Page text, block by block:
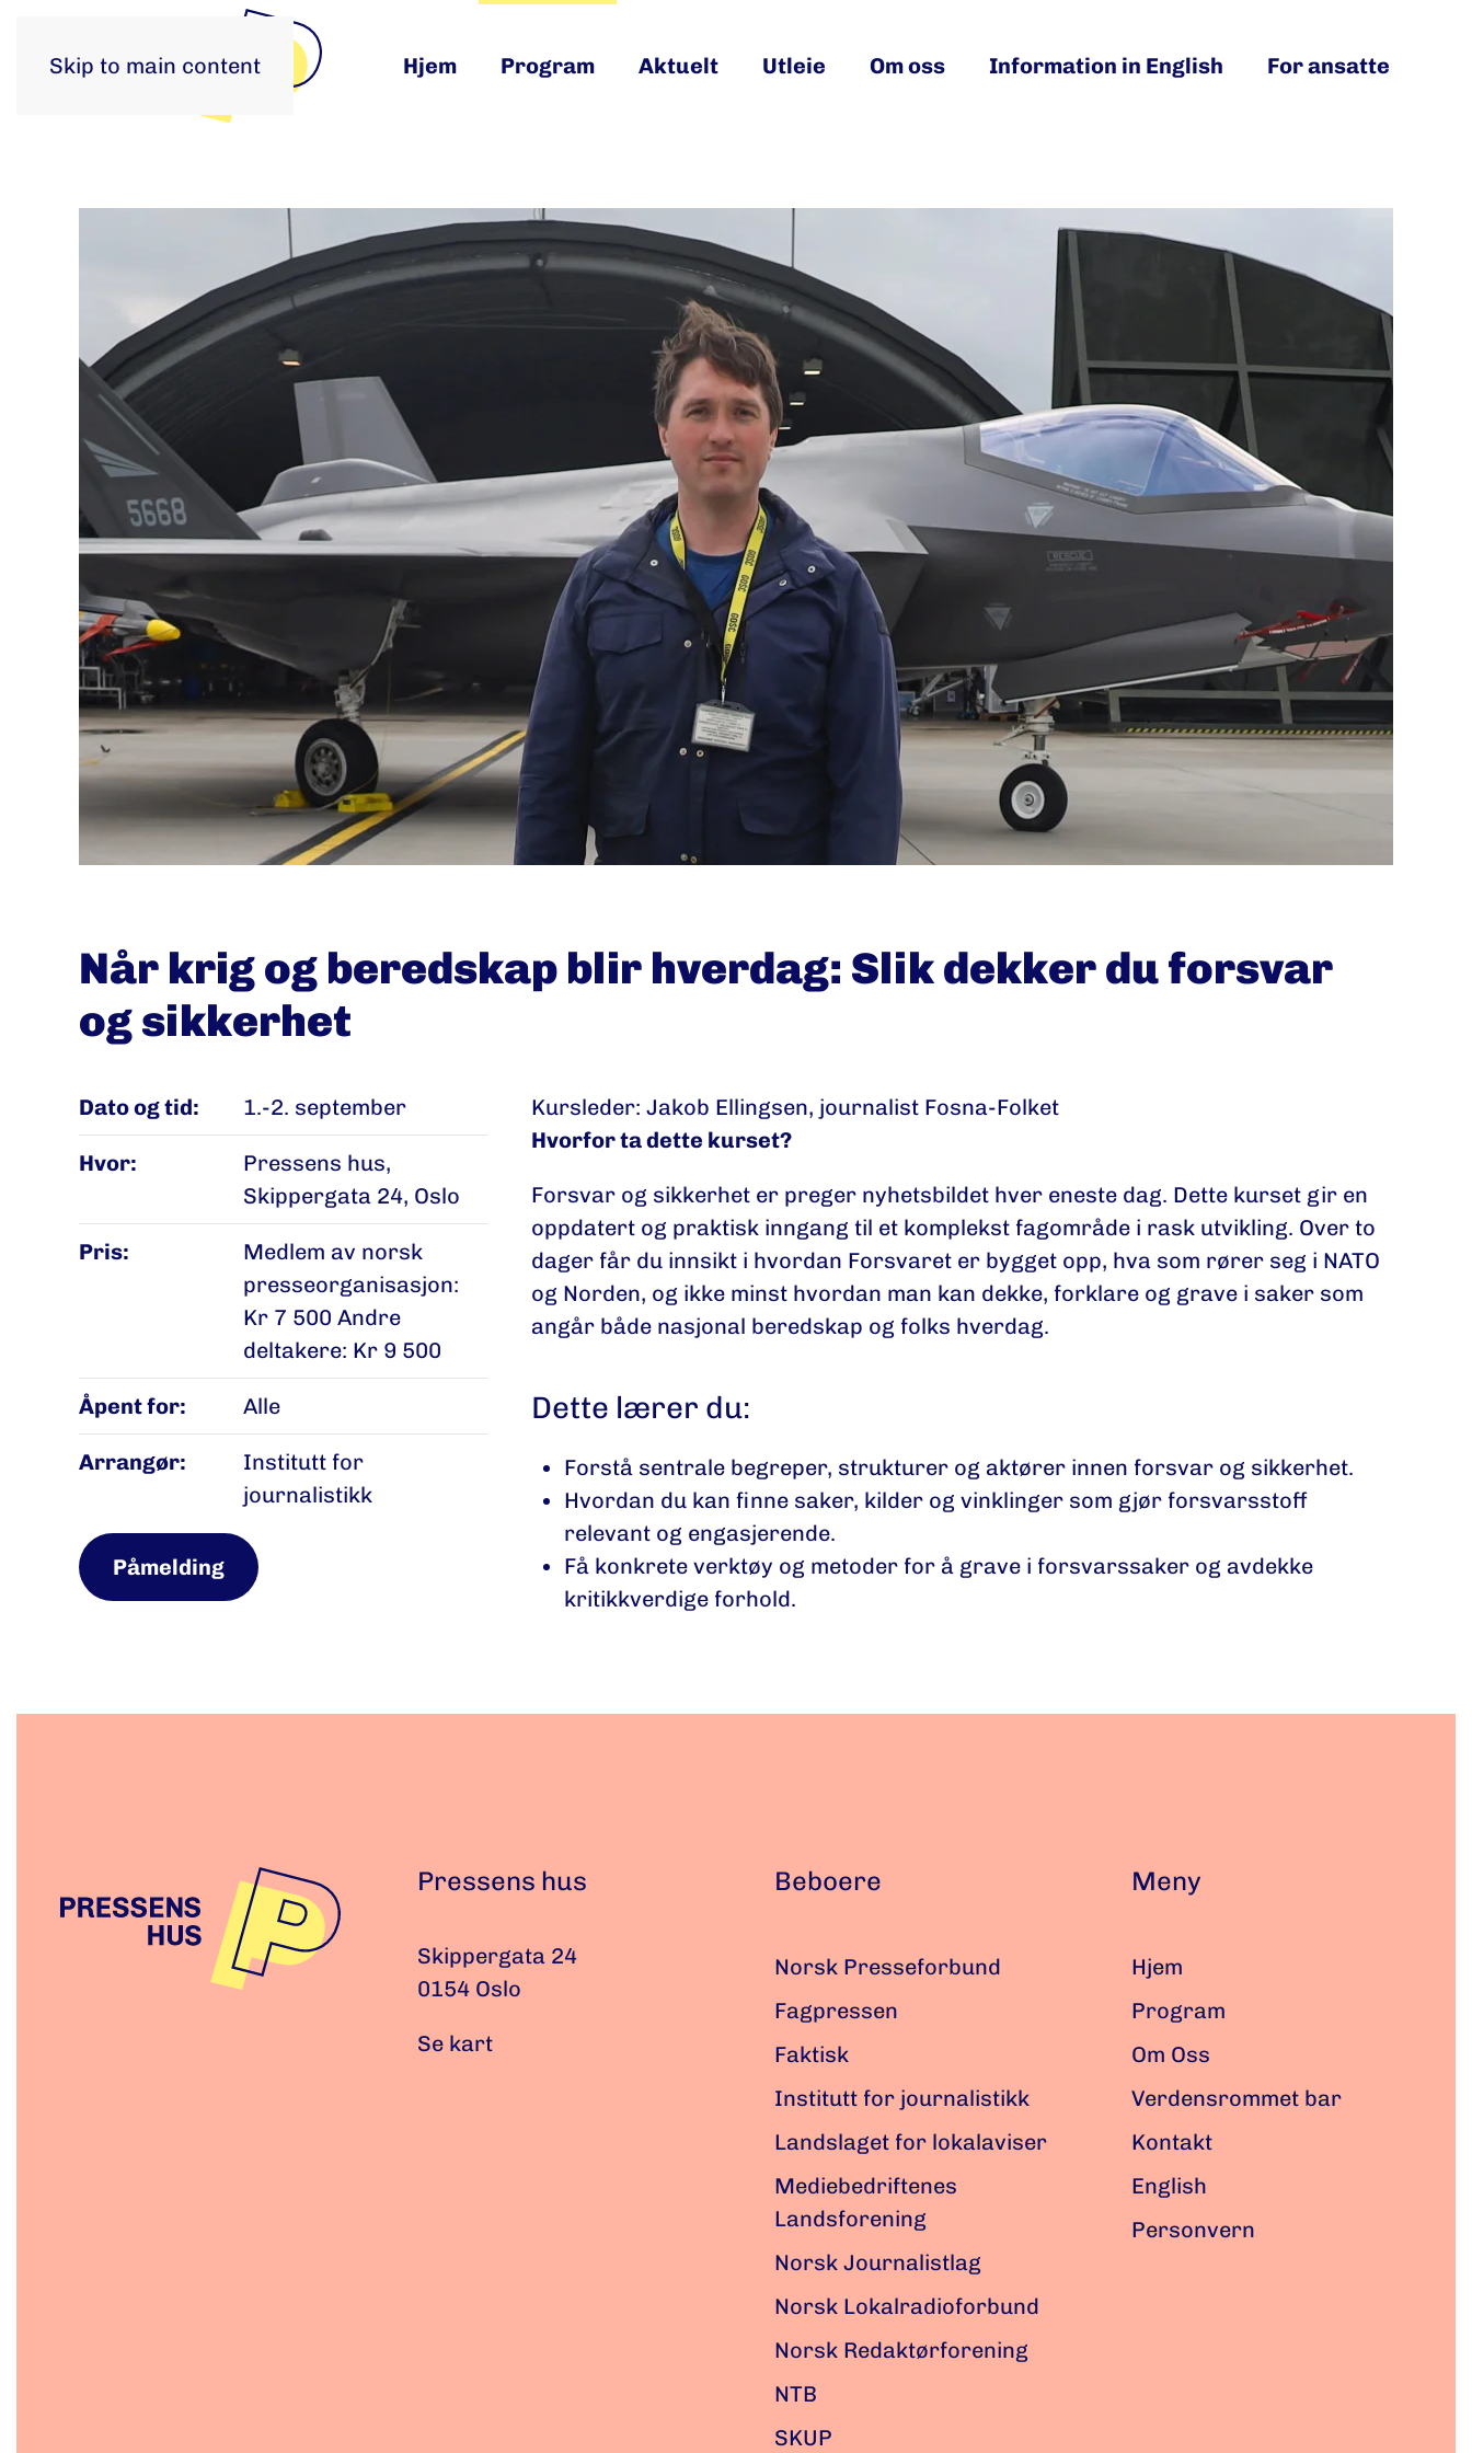
Skip to main content Hjem Program Aktuelt Utleie Om oss Information in English For ansatte
Når krig og beredskap blir hverdag: Slik dekker du forsvar
og sikkerhet
Dato og tid: 1.-2. september
Hvor:
Pressens hus,
Skippergata 24, Oslo
Pris:
Medlem av norsk
presseorganisasjon:
Kr 7 500 Andre
deltakere: Kr 9 500
Åpent for: Alle
Arrangør:
Institutt for
journalistikk
Påmelding
Kursleder: Jakob Ellingsen, journalist Fosna-Folket
Hvorfor ta dette kurset?
Forsvar og sikkerhet er preger nyhetsbildet hver eneste dag. Dette kurset gir en
oppdatert og praktisk inngang til et komplekst fagområde i rask utvikling. Over to
dager får du innsikt i hvordan Forsvaret er bygget opp, hva som rører seg i NATO
og Norden, og ikke minst hvordan man kan dekke, forklare og grave i saker som
angår både nasjonal beredskap og folks hverdag.
Dette lærer du:
Forstå sentrale begreper, strukturer og aktører innen forsvar og sikkerhet.
Hvordan du kan finne saker, kilder og vinklinger som gjør forsvarsstoff
relevant og engasjerende.
Få konkrete verktøy og metoder for å grave i forsvarssaker og avdekke
kritikkverdige forhold.
Pressens hus
Skippergata 24
0154 Oslo
Se kart
Beboere
Norsk Presseforbund
Fagpressen
Faktisk
Institutt for journalistikk
Landslaget for lokalaviser
Mediebedriftenes
Landsforening
Norsk Journalistlag
Norsk Lokalradioforbund
Norsk Redaktørforening
NTB
SKUP
Meny
Hjem
Program
Om Oss
Verdensrommet bar
Kontakt
English
Personvern